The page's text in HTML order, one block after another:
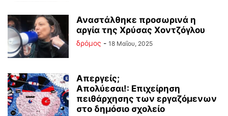
Αναστάλθηκε προσωρινά η
αργία της Χρύσας Χοντζόγλου
δρόμος - 18 Μαΐου, 2025
Απεργείς;
Απολύεσαι!: Επιχείρηση
πειθάρχησης των εργαζόμενων
στο δημόσιο σχολείο